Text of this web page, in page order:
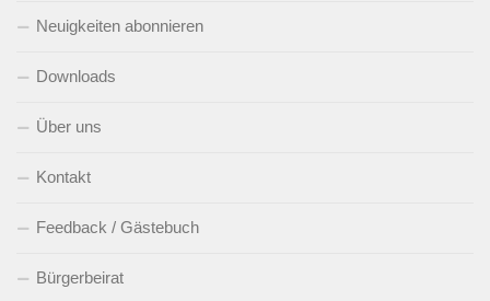
Neuigkeiten abonnieren
Downloads
Über uns
Kontakt
Feedback / Gästebuch
Bürgerbeirat